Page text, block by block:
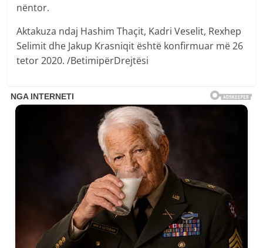
nëntor.
Aktakuza ndaj Hashim Thaçit, Kadri Veselit, Rexhep
Selimit dhe Jakup Krasniqit është konfirmuar më 26
tetor 2020. /BetimipërDrejtësi